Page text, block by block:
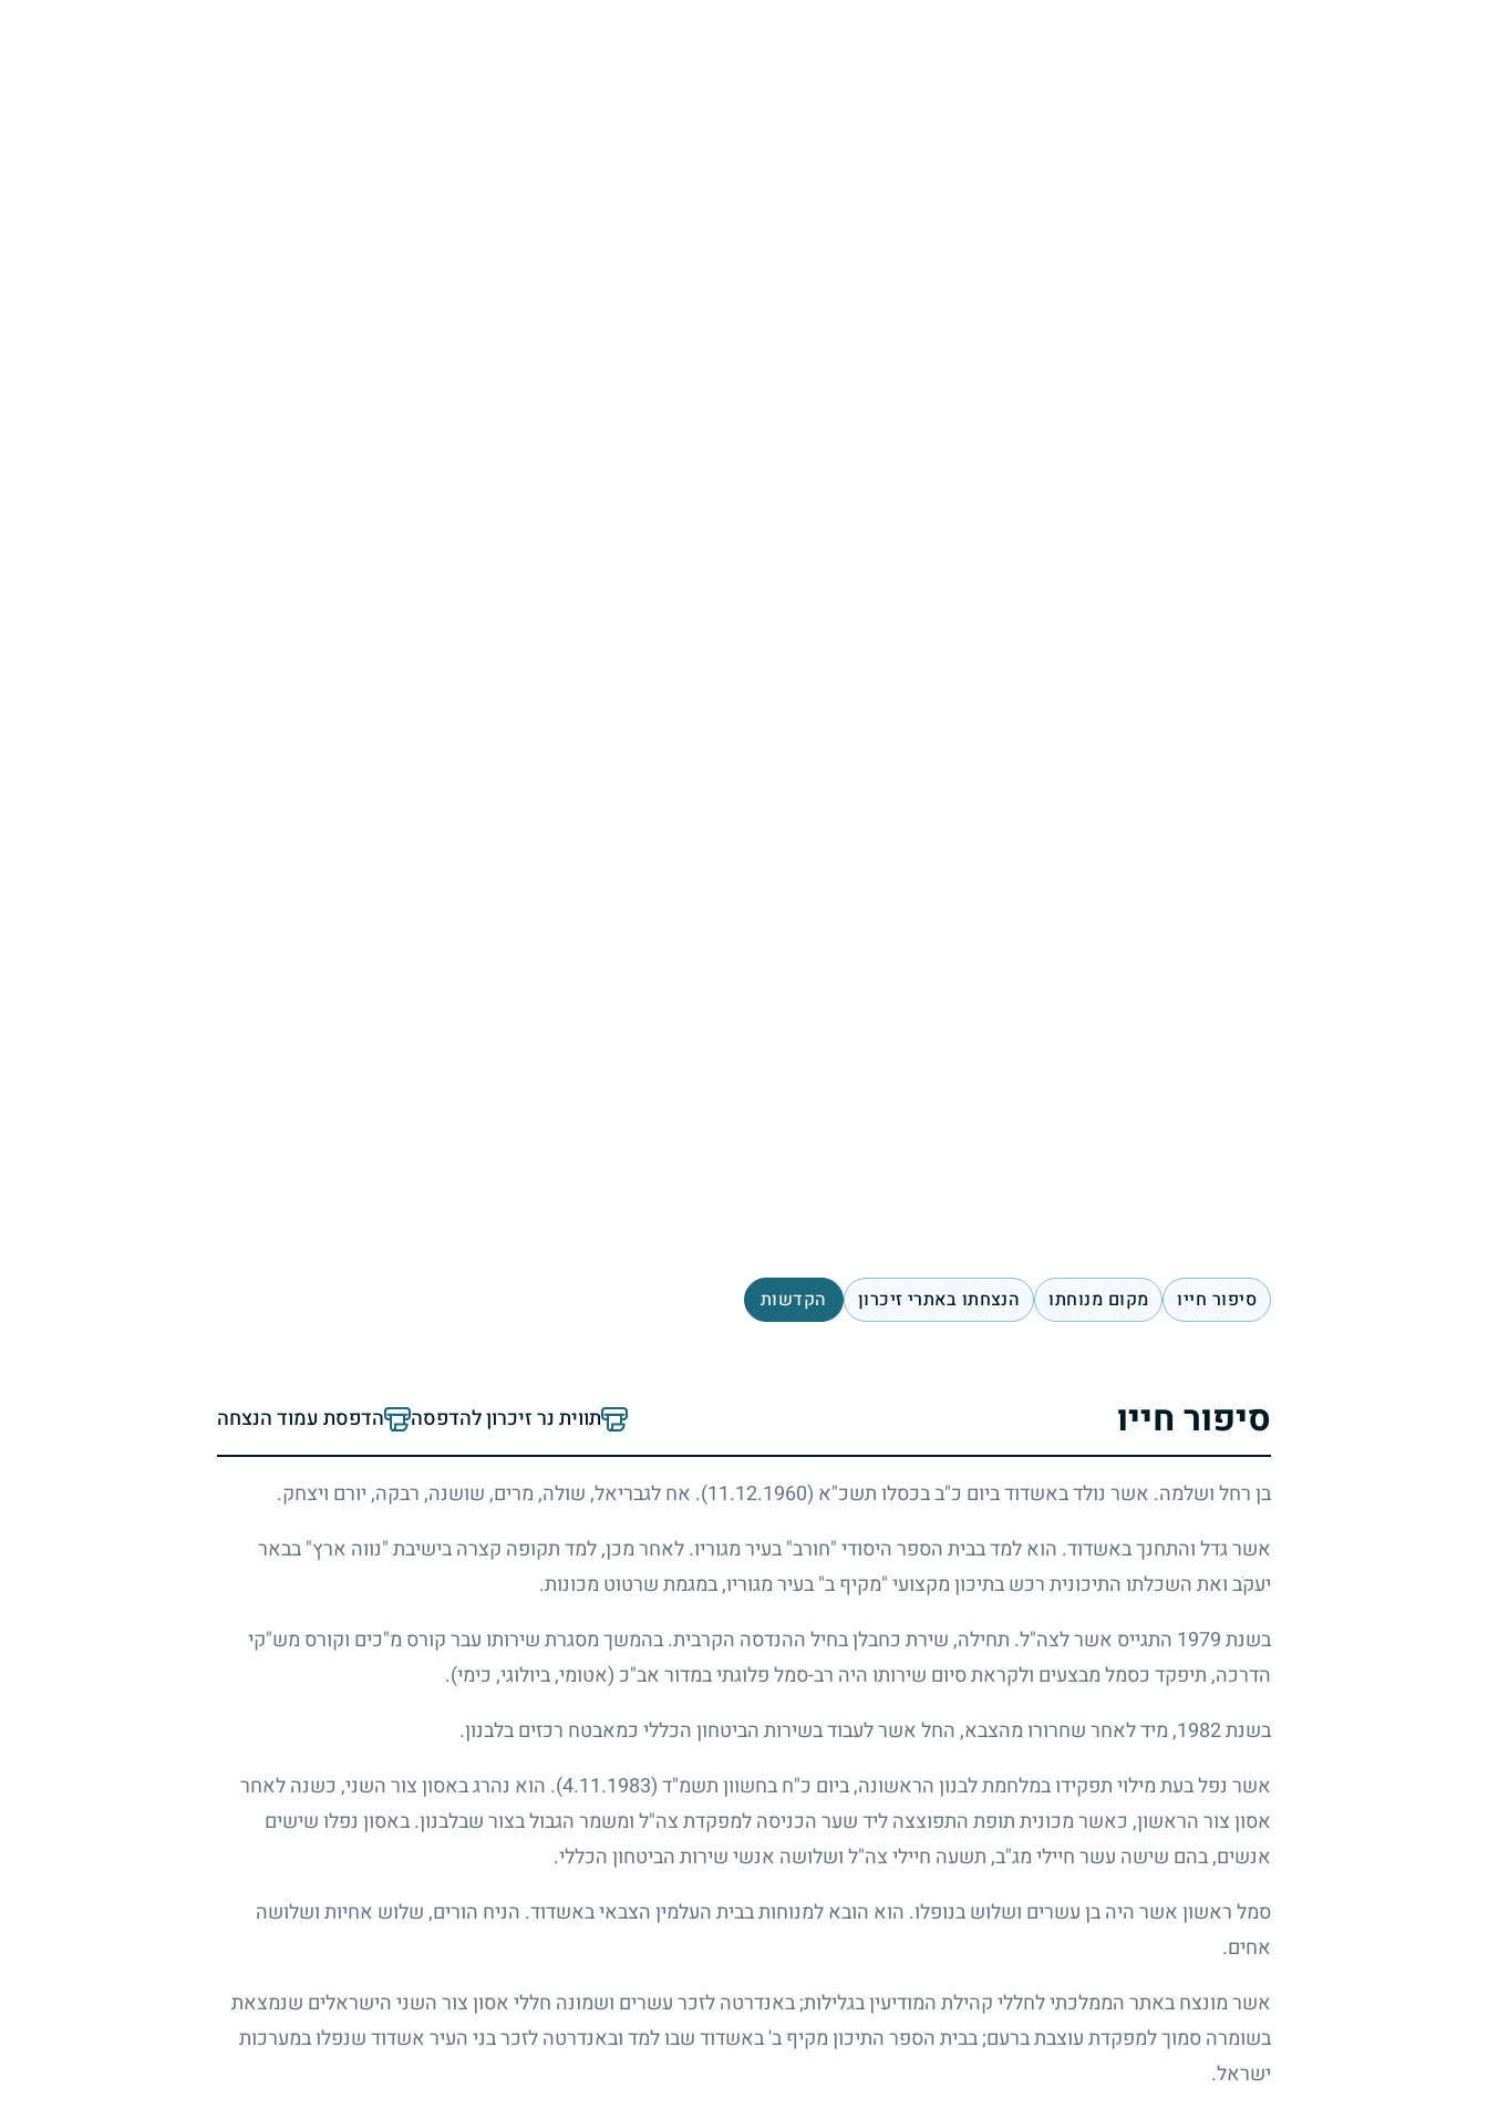
סיפור חייו מקום מנוחתו הנצחתו באתרי זיכרון הקדשות
סיפור חייו תווית נר זיכרון להדפסה הדפסת עמוד הנצחה
בן רחל ושלמה. אשר נולד באשדוד ביום כ"ב בכסלו תשכ"א (11.12.1960)
. אח לגבריאל, שולה, מרים, שושנה, רבקה, יורם ויצחק.
אשר גדל והתחנך באשדוד. הוא למד בבית הספר היסודי "חורב" בעיר מגוריו. לאחר מכן, למד תקופה קצרה בישיבת "נווה ארץ" בבאר
יעקֹב ואת השכלתו התיכונית רכש בתיכון מקצועי "מקיף ב" בעיר מגוריו, במגמת שרטוט מכונות.
בשנת 1979 התגייס אשר לצה"ל. תחילה, שירת כחבלן בחיל ההנדסה הקרבית. בהמשך מסגרת שירותו עבר קורס מ"כים וקורס מש"קי
הדרכה, תיפקד כסמל מבצעים ולקראת סיום שירותו היה רב-סמל פלוגתי במדור אב"כ (אטומי, ביולוגי, כימי).
בשנת 1982, מיד לאחר שחרורו מהצבא, החל אשר לעבוד בשירות הביטחון הכללי כמאבטח רכזים בלבנון.
אשר נפל בעת מילוי תפקידו במלחמת לבנון הראשונה, ביום כ"ח בחשוון תשמ"ד(4.11.1983)
. הוא נהרג באסון צור השני, כשנה לאחר
אסון צור הראשון, כאשר מכונית תופת התפוצצה ליד שער הכניסה למפקדת צה"ל ומשמר הגבול בצור שבלבנון. באסון נפלו שישים
אנשים, בהם שישה עשר חיילי מג"ב, תשעה חיילי צה"ל ושלושה אנשי שירות הביטחון הכללי.
סמל ראשון אשר היה בן עשרים ושלוש בנופלו. הוא הובא למנוחות בבית העלמין הצבאי באשדוד. הניח הורים, שלוש אחיות ושלושה
אחים.
אשר מונצח באתר הממלכתי לחללי קהילת המודיעין בגלילות; באנדרטה לזכר עשרים ושמונה חללי אסון צור השני הישראלים שנמצאת
בשומרה סמוך למפקדת עוצבת ברעם; בבית הספר התיכון מקיף ב' באשדוד שבו למד ובאנדרטה לזכר בני העיר אשדוד שנפלו במערכות
ישראל.